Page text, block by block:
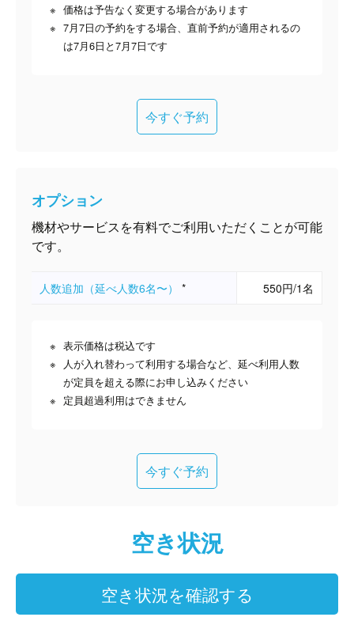
価格は予告なく変更する場合があります
7月7日の予約をする場合、直前予約が適用されるの
は7月6日と7月7日です
今すぐ予約
オプション
機材やサービスを有料でご利用いただくことが可能
です。
人数追加（延べ人数6名〜） * 550円/1名
表示価格は税込です
人が入れ替わって利用する場合など、延べ利用人数
が定員を超える際にお申し込みください
定員超過利用はできません
今すぐ予約
空き状況
空き状況を確認する